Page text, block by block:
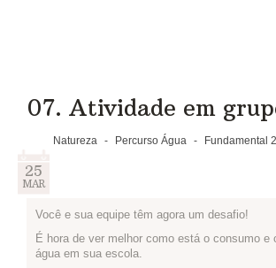
07. Atividade em
Natureza - Percurso Água - Fundamental 2
25
MAR
Você e sua equipe têm agora um desafio!
É hora de ver melhor como está o consumo e
água em sua escola.